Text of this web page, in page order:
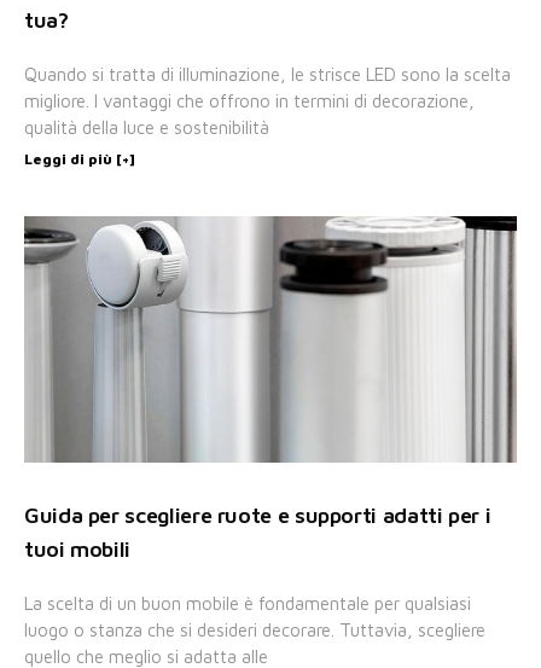
tua?
Quando si tratta di illuminazione, le strisce LED sono la scelta
migliore. I vantaggi che offrono in termini di decorazione,
qualità della luce e sostenibilità
Leggi di più [+]
Guida per scegliere ruote e supporti adatti per i
tuoi mobili
La scelta di un buon mobile è fondamentale per qualsiasi
luogo o stanza che si desideri decorare. Tuttavia, scegliere
quello che meglio si adatta alle